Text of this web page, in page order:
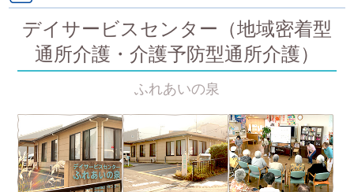
デイサービスセンター（地域密着型
通所介護・介護予防型通所介護）
ふれあいの泉